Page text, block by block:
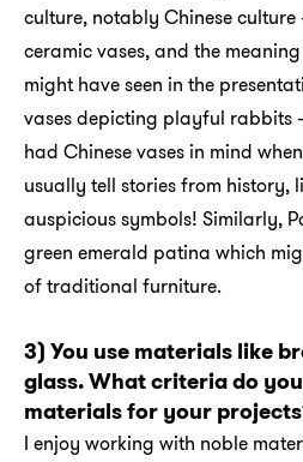
culture, notably Chinese
ceramic vases, and the
might have seen in the
vases depicting playful rabbits
had Chinese vases in mind
usually tell stories from history,
auspicious symbols! Similarly,
green emerald patina which
of traditional furniture.
3) You use materials like
glass. What criteria do
materials for your
I enjoy working with noble